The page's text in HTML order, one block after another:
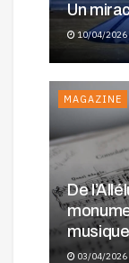
Un
10/04/2026
MAGAZINE
De
03/04/2026